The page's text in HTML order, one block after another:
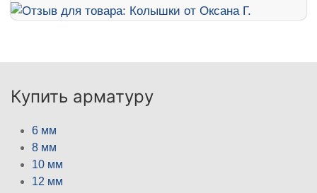
Купить арматуру
6 мм
8 мм
10 мм
12 мм